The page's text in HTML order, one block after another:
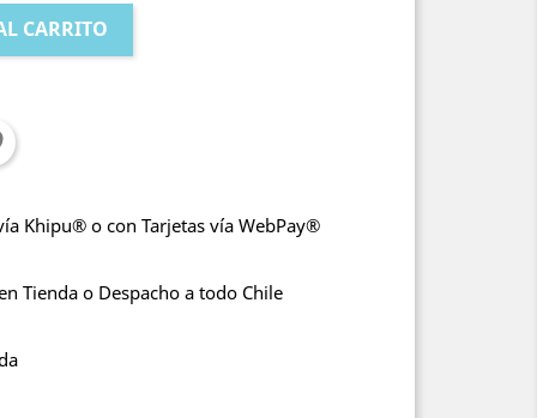
CARRITO
Khipu® o con Tarjetas vía WebPay®
Tienda o Despacho a todo Chile